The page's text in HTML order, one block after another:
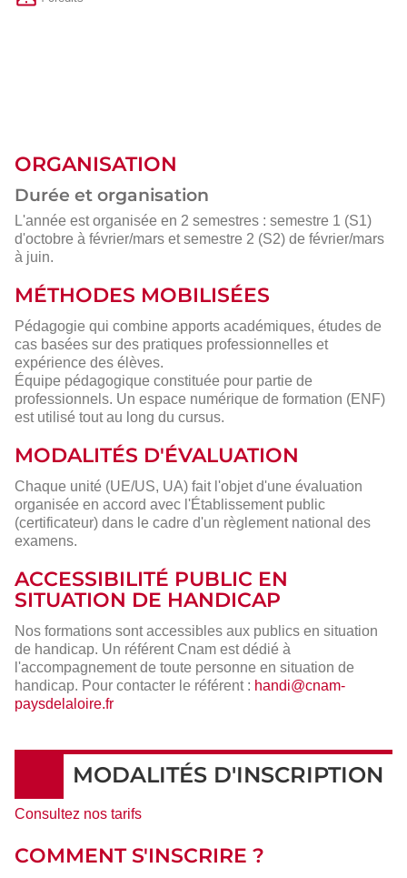
ORGANISATION
Durée et organisation
L'année est organisée en 2 semestres : semestre 1 (S1)
d'octobre à février/mars et semestre 2 (S2) de février/mars
à juin.
MÉTHODES MOBILISÉES
Pédagogie qui combine apports académiques, études de
cas basées sur des pratiques professionnelles et
expérience des élèves.
Équipe pédagogique constituée pour partie de
professionnels. Un espace numérique de formation (ENF)
est utilisé tout au long du cursus.
MODALITÉS D'ÉVALUATION
Chaque unité (UE/US, UA) fait l'objet d'une évaluation
organisée en accord avec l'Établissement public
(certificateur) dans le cadre d'un règlement national des
examens.
ACCESSIBILITÉ PUBLIC EN
SITUATION DE HANDICAP
Nos formations sont accessibles aux publics en situation
de handicap. Un référent Cnam est dédié à
l'accompagnement de toute personne en situation de
handicap. Pour contacter le référent : handi@cnam-
paysdelaloire.fr
MODALITÉS D'INSCRIPTION
Consultez nos tarifs
COMMENT S'INSCRIRE ?